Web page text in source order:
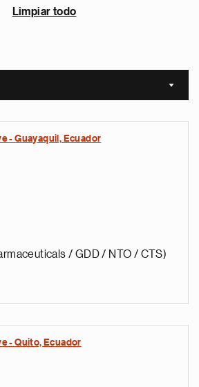
Limpiar todo
Sort
- Guayaquil, Ecuador
/ GDD / NTO / CTS)
- Quito, Ecuador